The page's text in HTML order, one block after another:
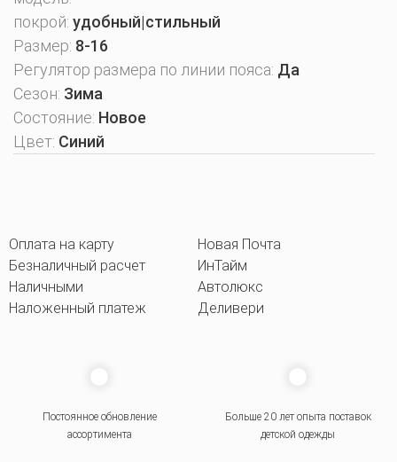
покрой: удобный|стильный
Размер: 8-16
Регулятор размера по линии пояса: Да
Сезон: Зима
Состояние: Новое
Цвет: Синий
Оплата на карту
Безналичный расчет
Наличными
Наложенный платеж
Новая Почта
ИнТайм
Автолюкс
Деливери
Постоянное обновление
ассортимента
Больше 20 лет опыта поставок
детской одежды